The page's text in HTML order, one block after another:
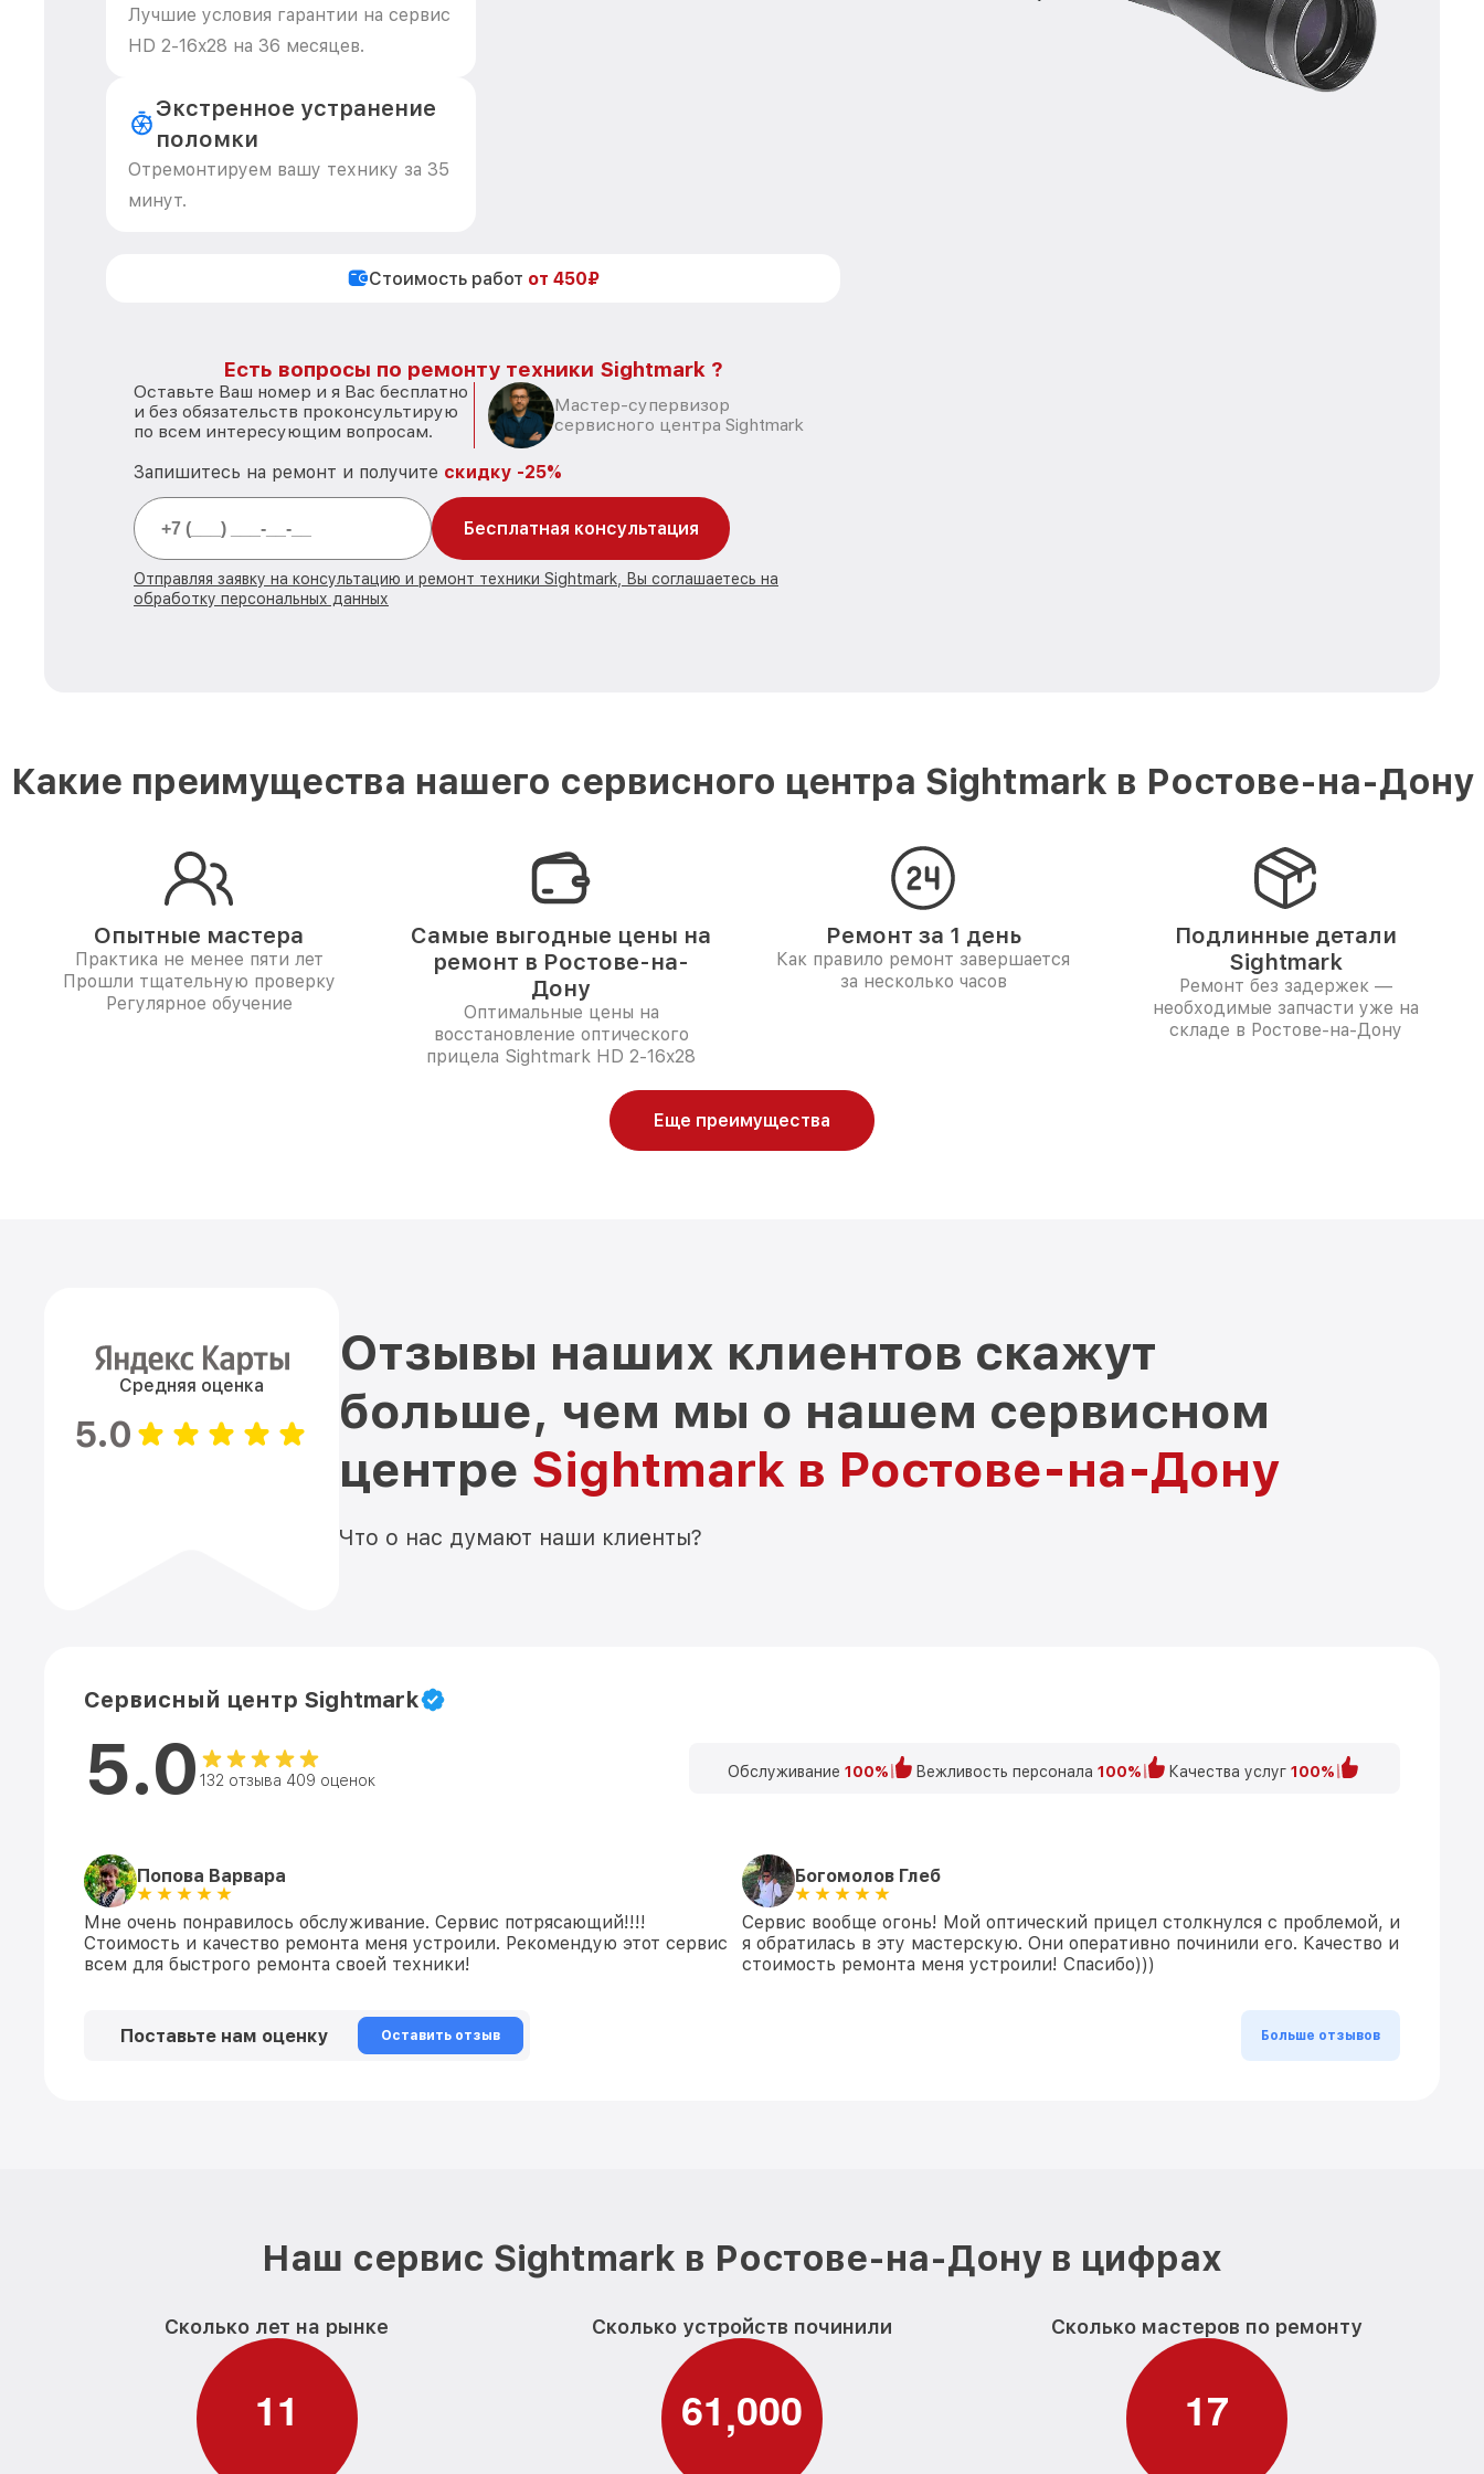
Лучшие условия гарантии на сервис
HD 2-16x28 на 36 месяцев.
Экстренное устранение
поломки
Отремонтируем вашу технику за 35
минут.
Стоимость работ от 450₽
Есть вопросы по ремонту техники Sightmark ?
Оставьте Ваш номер и я Вас бесплатно
и без обязательств проконсультирую
по всем интересующим вопросам.
Мастер-супервизор
сервисного центра Sightmark
Запишитесь на ремонт и получите скидку -25%
Бесплатная консультация
Отправляя заявку на консультацию и ремонт техники Sightmark, Вы соглашаетесь на
обработку персональных данных
Какие преимущества нашего сервисного центра Sightmark в Ростове-на-Дону
Опытные мастера
Практика не менее пяти лет
Прошли тщательную проверку
Регулярное обучение
Самые выгодные цены на
ремонт в Ростове-на-
Дону
Оптимальные цены на
восстановление оптического
прицела Sightmark HD 2-16x28
Ремонт за 1 день
Как правило ремонт завершается
за несколько часов
Подлинные детали
Sightmark
Ремонт без задержек —
необходимые запчасти уже на
складе в Ростове-на-Дону
Еще преимущества
Средняя оценка
5.0
Отзывы наших клиентов скажут
больше, чем мы о нашем сервисном
центре Sightmark в Ростове-на-Дону
Что о нас думают наши клиенты?
Сервисный центр Sightmark
5.0 132 отзыва 409 оценок Обслуживание 100% Вежливость персонала 100% Качества услуг 100%
Попова Варвара
Мне очень понравилось обслуживание. Сервис потрясающий!!!!
Стоимость и качество ремонта меня устроили. Рекомендую этот сервис
всем для быстрого ремонта своей техники!
Богомолов Глеб
Сервис вообще огонь! Мой оптический прицел столкнулся с проблемой, и
я обратилась в эту мастерскую. Они оперативно починили его. Качество и
стоимость ремонта меня устроили! Спасибо)))
Поставьте нам оценку Оставить отзыв Больше отзывов
Наш сервис Sightmark в Ростове-на-Дону в цифрах
Сколько лет на рынке
11
Сколько устройств починили
61,000
Сколько мастеров по ремонту
17